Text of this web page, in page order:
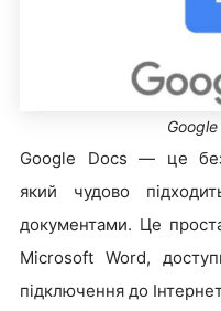
Google Docs — це
який чудово
документами. Це
Microsoft Word,
підключення до